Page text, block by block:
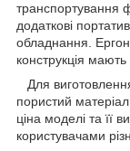
транспортування
додаткові
обладнання.
конструкція мають
Для
пористий
ціна моделі та її
користувачами